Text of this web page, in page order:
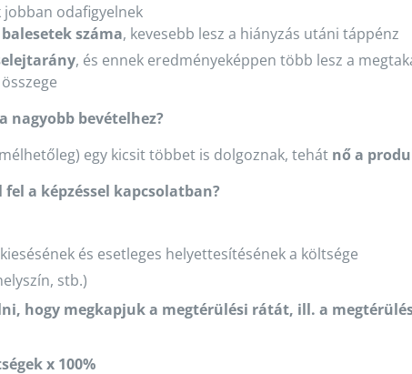
jobban odafigyelnek
száma, kevesebb lesz a hiányzás utáni táppénz
, és ennek eredményeképpen több lesz a
nagyobb bevételhez?
egy kicsit többet is dolgoznak, tehát nő a
a képzéssel kapcsolatban?
és esetleges helyettesítésének a költsége
stb.)
hogy megkapjuk a megtérülési rátát, ill. a
x 100%